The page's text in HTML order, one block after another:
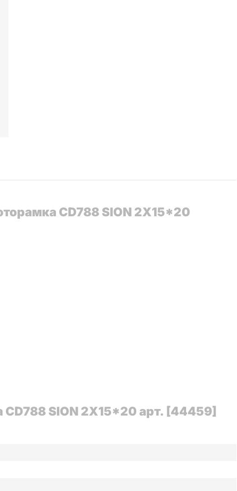
CD788 SION 2X15*20
SION 2X15*20 арт. [44459]